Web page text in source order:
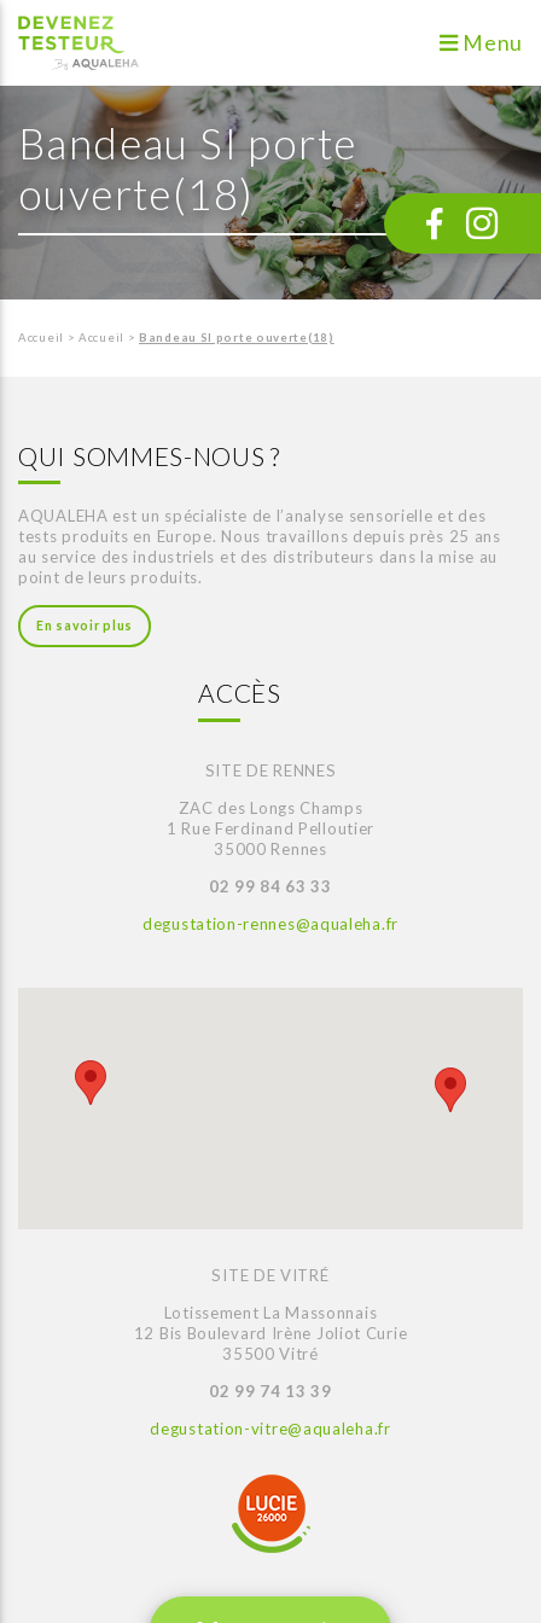
Menu
Bandeau SI porte
ouverte(18)
Accueil >Accueil > Bandeau SI porte ouverte(18)
QUI SOMMES-NOUS ?
AQUALEHA est un spécialiste de l’analyse sensorielle et des
tests produits en Europe. Nous travaillons depuis près 25 ans
au service des industriels et des distributeurs dans la mise au
point de leurs produits.
En savoir plus
ACCÈS
SITE DE RENNES
ZAC des Longs Champs
1 Rue Ferdinand Pelloutier
35000 Rennes
02 99 84 63 33
degustation-rennes@aqualeha.fr
SITE DE VITRÉ
Lotissement La Massonnais
12 Bis Boulevard Irène Joliot Curie
35500 Vitré
02 99 74 13 39
degustation-vitre@aqualeha.fr